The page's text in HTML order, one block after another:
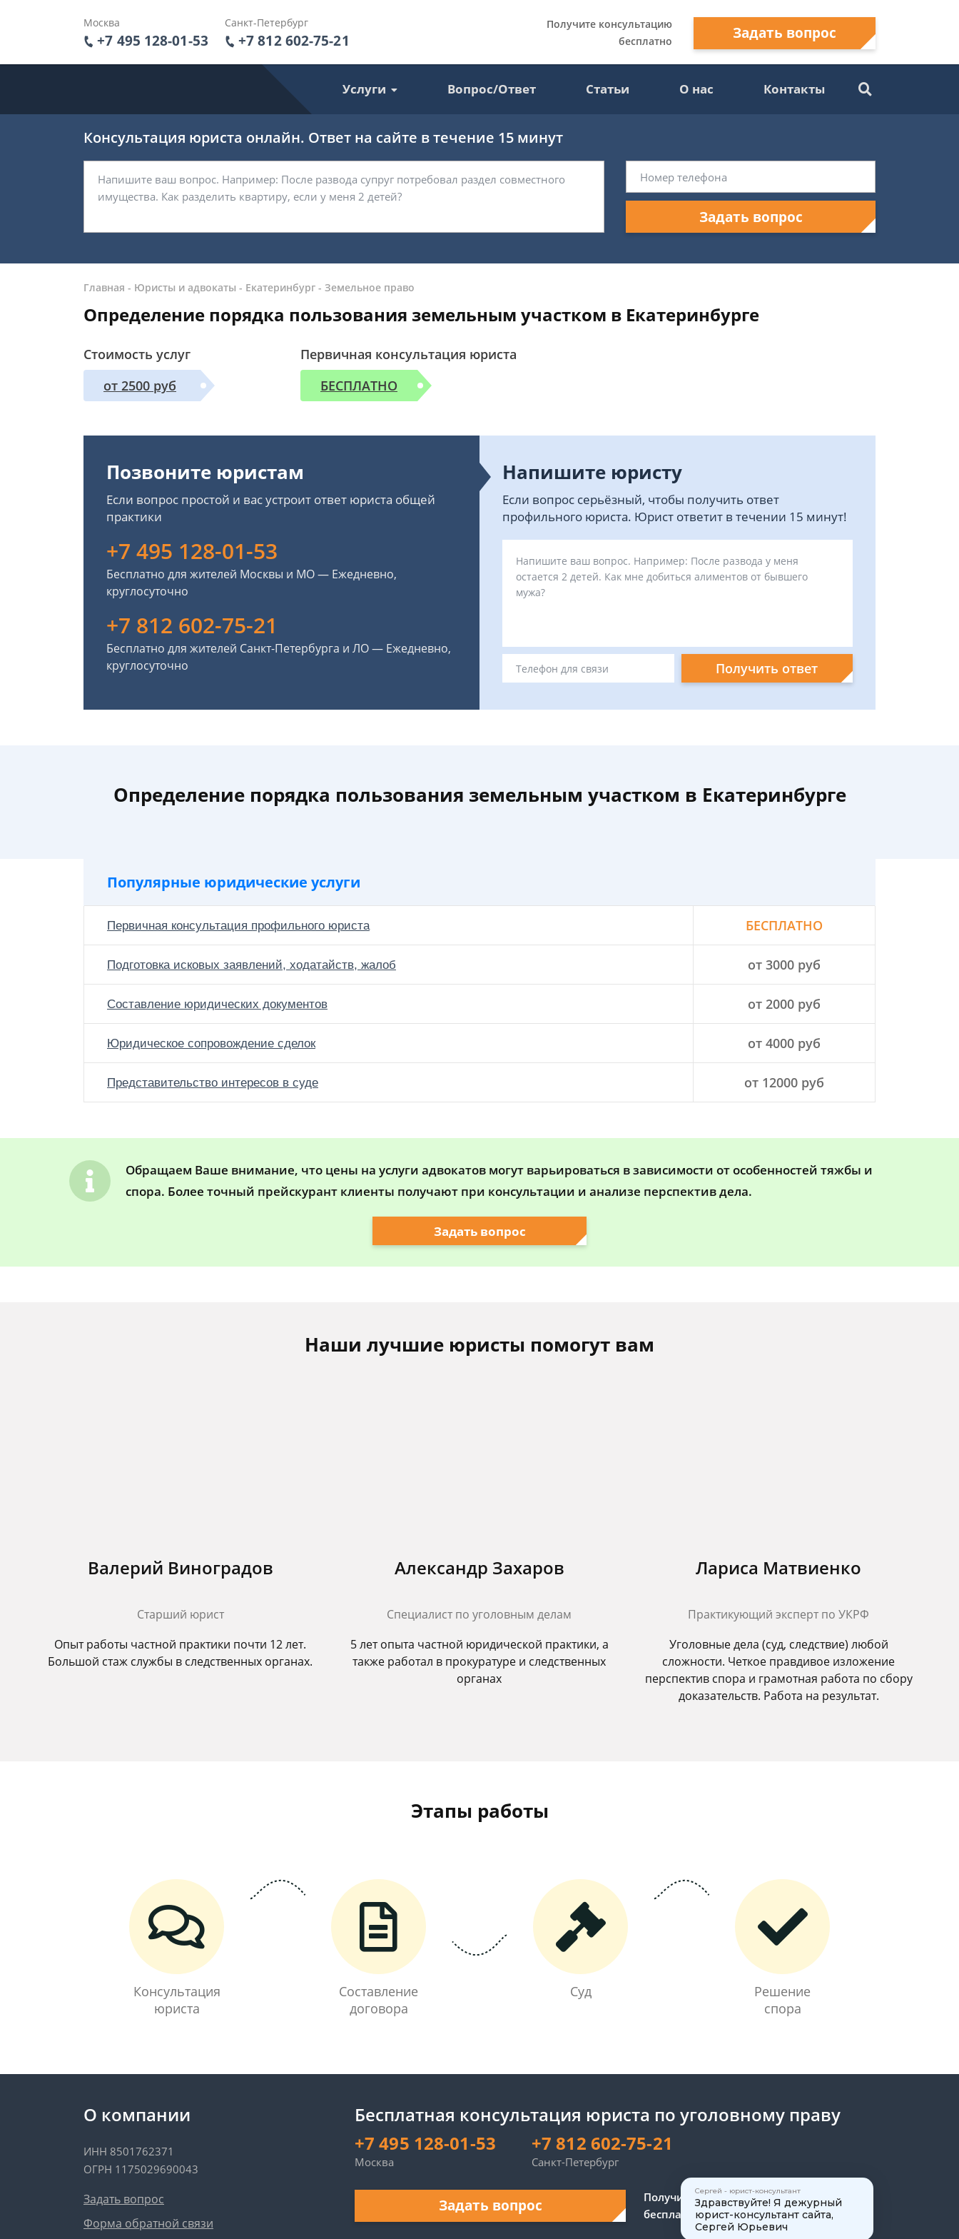
Москва
+7 495 128-01-53
Санкт-Петербург
+7 812 602-75-21
Получите консультацию
бесплатно
Задать вопрос
Услуги Вопрос/Ответ Статьи О нас Контакты
Консультация юриста онлайн. Ответ на сайте в течение 15 минут
Задать вопрос
Главная - Юристы и адвокаты - Екатеринбург - Земельное право
Определение порядка пользования земельным участком в Екатеринбурге
Стоимость услуг
от 2500 руб
Первичная консультация юриста
БЕСПЛАТНО
Позвоните юристам
Если вопрос простой и вас устроит ответ юриста общей
практики
+7 495 128-01-53
Бесплатно для жителей Москвы и МО — Ежедневно,
круглосуточно
+7 812 602-75-21
Бесплатно для жителей Санкт-Петербурга и ЛО — Ежедневно,
круглосуточно
Напишите юристу
Если вопрос серьёзный, чтобы получить ответ
профильного юриста. Юрист ответит в течении 15 минут!
Получить ответ
Определение порядка пользования земельным участком в Екатеринбурге
Популярные юридические услуги
Первичная консультация профильного юриста БЕСПЛАТНО
Подготовка исковых заявлений, ходатайств, жалоб от 3000 руб
Составление юридических документов от 2000 руб
Юридическое сопровождение сделок от 4000 руб
Представительство интересов в суде от 12000 руб
Обращаем Ваше внимание, что цены на услуги адвокатов могут варьироваться в зависимости от особенностей тяжбы и
спора. Более точный прейскурант клиенты получают при консультации и анализе перспектив дела.
Задать вопрос
Наши лучшие юристы помогут вам
Валерий Виноградов
Старший юрист
Опыт работы частной практики почти 12 лет.
Большой стаж службы в следственных органах.
Александр Захаров
Специалист по уголовным делам
5 лет опыта частной юридической практики, а
также работал в прокуратуре и следственных
органах
Лариса Матвиенко
Практикующий эксперт по УКРФ
Уголовные дела (суд, следствие) любой
сложности. Четкое правдивое изложение
перспектив спора и грамотная работа по сбору
доказательств. Работа на результат.
Этапы работы
Консультация
юриста
Составление
договора
Суд
Решение
спора
О компании
ИНН 8501762371
ОГРН 1175029690043
Задать вопрос
Форма обратной связи
Бесплатная консультация юриста по уголовному праву
+7 495 128-01-53
Москва
+7 812 602-75-21
Санкт-Петербург
Задать вопрос
Получите консультацию
бесплатно
Сергей - юрист-консультант
Здравствуйте! Я дежурный
юрист-консультант сайта,
Сергей Юрьевич